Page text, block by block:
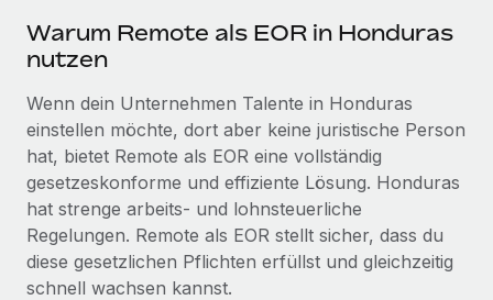
Mehr erfahren
Warum Remote als EOR in Honduras
nutzen
Wenn dein Unternehmen Talente in Honduras
einstellen möchte, dort aber keine juristische Person
hat, bietet Remote als EOR eine vollständig
gesetzeskonforme und effiziente Lösung. Honduras
hat strenge arbeits- und lohnsteuerliche
Regelungen. Remote als EOR stellt sicher, dass du
diese gesetzlichen Pflichten erfüllst und gleichzeitig
schnell wachsen kannst.